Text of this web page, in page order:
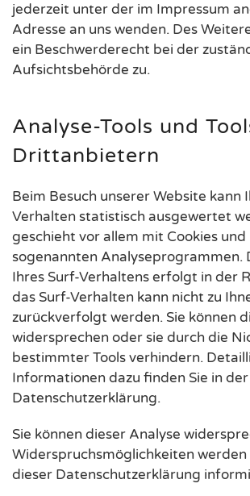
jederzeit unter der im Impressum
Adresse an uns wenden. Des
ein Beschwerderecht bei der
Aufsichtsbehörde zu.
Analyse-Tools und
Drittanbietern
Beim Besuch unserer Website kann
Verhalten statistisch ausgewertet
geschieht vor allem mit Cookies und
sogenannten Analyseprogrammen.
Ihres Surf-Verhaltens erfolgt in der
das Surf-Verhalten kann nicht zu
zurückverfolgt werden. Sie können
widersprechen oder sie durch die
bestimmter Tools verhindern.
Informationen dazu finden Sie in
Datenschutzerklärung.
Sie können dieser Analyse
Widerspruchsmöglichkeiten werden
dieser Datenschutzerklärung